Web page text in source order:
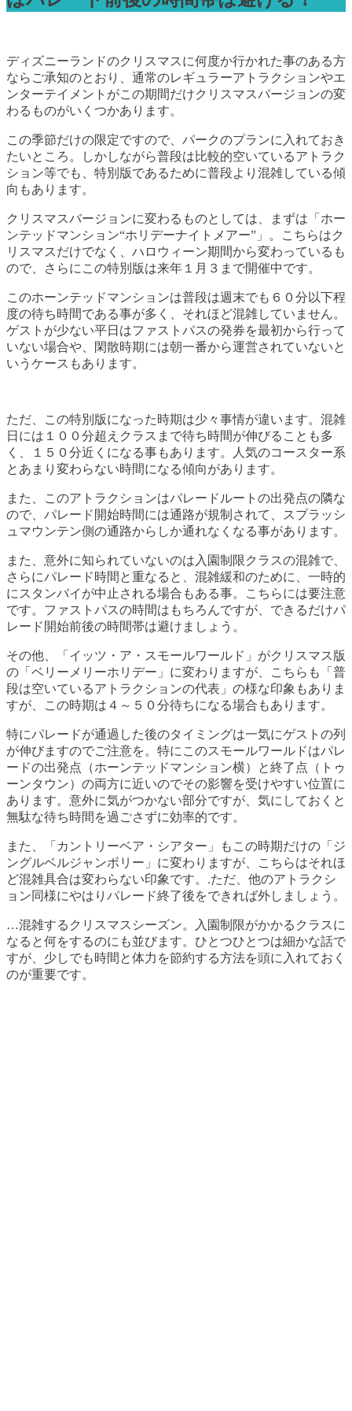
ディズニーランドのクリスマスに何度か行かれた事のある方
ならご承知のとおり、通常のレギュラーアトラクションやエ
ンターテイメントがこの期間だけクリスマスバージョンの変
わるものがいくつかあります。
この季節だけの限定ですので、パークのプランに入れておき
たいところ。しかしながら普段は比較的空いているアトラク
ション等でも、特別版であるために普段より混雑している傾
向もあります。
クリスマスバージョンに変わるものとしては、まずは「ホー
ンテッドマンション“ホリデーナイトメアー”」。こちらはク
リスマスだけでなく、ハロウィーン期間から変わっているも
ので、さらにこの特別版は来年１月３まで開催中です。
このホーンテッドマンションは普段は週末でも６０分以下程
度の待ち時間である事が多く、それほど混雑していません。
ゲストが少ない平日はファストパスの発券を最初から行って
いない場合や、閑散時期には朝一番から運営されていないと
いうケースもあります。
ただ、この特別版になった時期は少々事情が違います。混雑
日には１００分超えクラスまで待ち時間が伸びることも多
く、１５０分近くになる事もあります。人気のコースター系
とあまり変わらない時間になる傾向があります。
また、このアトラクションはパレードルートの出発点の隣な
ので、パレード開始時間には通路が規制されて、スプラッシ
ュマウンテン側の通路からしか通れなくなる事があります。
また、意外に知られていないのは入園制限クラスの混雑で、
さらにパレード時間と重なると、混雑緩和のために、一時的
にスタンバイが中止される場合もある事。こちらには要注意
です。ファストパスの時間はもちろんですが、できるだけパ
レード開始前後の時間帯は避けましょう。
その他、「イッツ・ア・スモールワールド」がクリスマス版
の「ベリーメリーホリデー」に変わりますが、こちらも「普
段は空いているアトラクションの代表」の様な印象もありま
すが、この時期は４～５０分待ちになる場合もあります。
特にパレードが通過した後のタイミングは一気にゲストの列
が伸びますのでご注意を。特にこのスモールワールドはパレ
ードの出発点（ホーンテッドマンション横）と終了点（トゥ
ーンタウン）の両方に近いのでその影響を受けやすい位置に
あります。意外に気がつかない部分ですが、気にしておくと
無駄な待ち時間を過ごさずに効率的です。
また、「カントリーベア・シアター」もこの時期だけの「ジ
ングルベルジャンボリー」に変わりますが、こちらはそれほ
ど混雑具合は変わらない印象です。.ただ、他のアトラクシ
ョン同様にやはりパレード終了後をできれば外しましょう。
…混雑するクリスマスシーズン。入園制限がかかるクラスに
なると何をするのにも並びます。ひとつひとつは細かな話で
すが、少しでも時間と体力を節約する方法を頭に入れておく
のが重要です。